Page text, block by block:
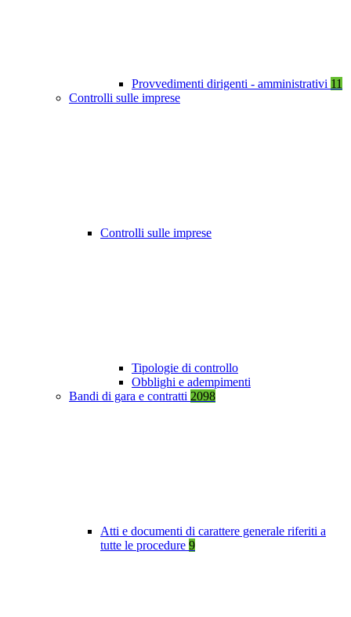
Provvedimenti dirigenti - amministrativi 11
Controlli sulle imprese
Controlli sulle imprese
Tipologie di controllo
Obblighi e adempimenti
Bandi di gara e contratti 2098
Atti e documenti di carattere generale riferiti a
tutte le procedure 9